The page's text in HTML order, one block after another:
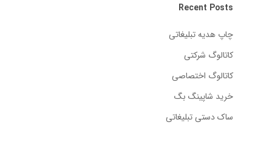
Recent Posts
چاپ هدیه تبلیغاتی
کاتالوگ شرکتی
کاتالوگ اختصاصی
خرید شاپینگ بگ
ساک دستی تبلیغاتی